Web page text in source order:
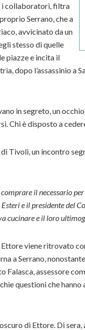
i collaboratori, filtra
Serrano, che a
avvicinato da un
stesso di quelle
piazze e incita il
dopo l’assassinio a
in segreto, un
Chi è disposto a
Tivoli, un incontro
il necessario
e il presidente del
cucinare e il loro
Ettore viene ritrovato
a Serrano,
Falasca, assessore
questioni che hanno
di Ettore. Di sera,